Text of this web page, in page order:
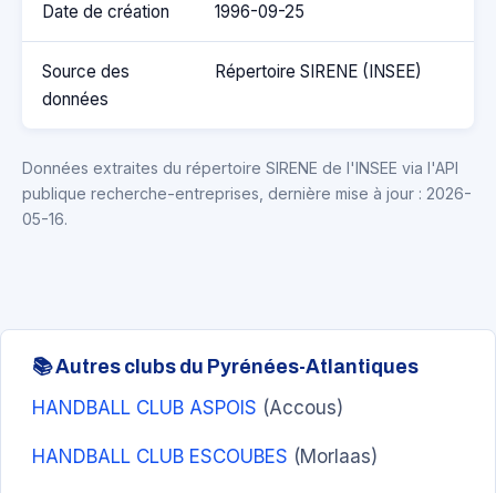
Date de création 1996-09-25
Source des
données
Répertoire SIRENE (INSEE)
Données extraites du répertoire SIRENE de l'INSEE via l'API
publique recherche-entreprises, dernière mise à jour : 2026-
05-16.
📚 Autres clubs du Pyrénées-Atlantiques
HANDBALL CLUB ASPOIS (Accous)
HANDBALL CLUB ESCOUBES (Morlaas)